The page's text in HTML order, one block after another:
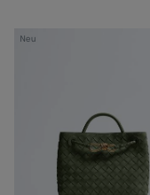
Neu
Kleine